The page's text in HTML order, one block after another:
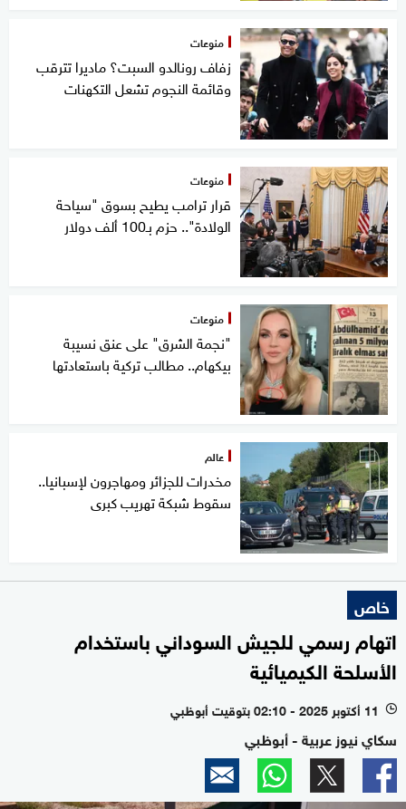
منوعات
زفاف رونالدو السبت؟ ماديرا تترقب
وقائمة النجوم تشعل التكهنات
منوعات
قرار ترامب يطيح بسوق "سياحة
الولادة".. حزم بـ100 ألف دولار
منوعات
"نجمة الشرق" على عنق نسيبة
بيكهام.. مطالب تركية باستعادتها
عالم
مخدرات للجزائر ومهاجرون لإسبانيا..
سقوط شبكة تهريب كبرى
خاص
اتهام رسمي للجيش السوداني باستخدام
الأسلحة الكيميائية
l 11 أكتوبر 2025 - 02:10 بتوقيت أبوظبي
سكاي نيوز عربية - أبوظبي